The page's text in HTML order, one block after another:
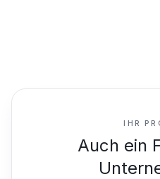
IHR
Auch ein